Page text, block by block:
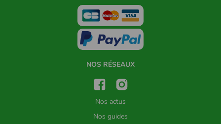
NOS RÉSEAUX
Nos actus
Nos guides